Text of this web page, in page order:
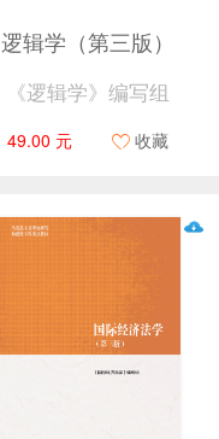
逻辑学（第三版）
《逻辑学》编写组
49.00 元 收藏